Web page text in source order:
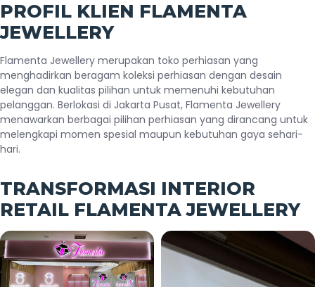
PROFIL KLIEN FLAMENTA
JEWELLERY
Flamenta Jewellery merupakan toko perhiasan yang
menghadirkan beragam koleksi perhiasan dengan desain
elegan dan kualitas pilihan untuk memenuhi kebutuhan
pelanggan. Berlokasi di Jakarta Pusat, Flamenta Jewellery
menawarkan berbagai pilihan perhiasan yang dirancang untuk
melengkapi momen spesial maupun kebutuhan gaya sehari-
hari.
TRANSFORMASI INTERIOR
RETAIL FLAMENTA JEWELLERY